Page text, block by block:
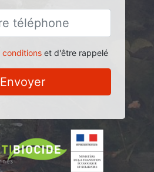
conditionset d'être rappelé
Envoyer